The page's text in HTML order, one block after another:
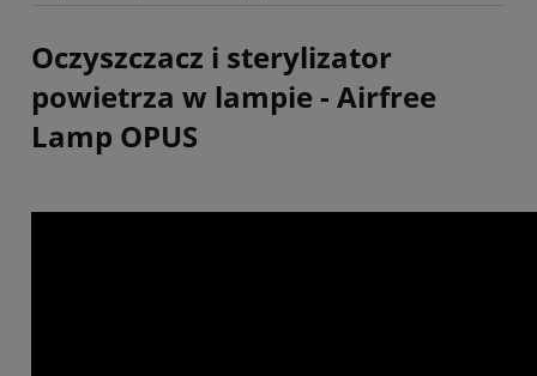
Oczyszczacz i sterylizator
powietrza w lampie - Airfree
Lamp OPUS